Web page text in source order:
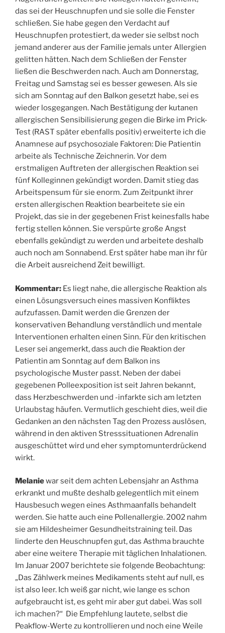
das sei der Heuschnupfen und sie solle die Fenster
schließen. Sie habe gegen den Verdacht auf
Heuschnupfen protestiert, da weder sie selbst noch
jemand anderer aus der Familie jemals unter Allergien
gelitten hätten. Nach dem Schließen der Fenster
ließen die Beschwerden nach. Auch am Donnerstag,
Freitag und Samstag sei es besser gewesen. Als sie
sich am Sonntag auf den Balkon gesetzt habe, sei es
wieder losgegangen. Nach Bestätigung der kutanen
allergischen Sensibilisierung gegen die Birke im Prick-
Test (RAST später ebenfalls positiv) erweiterte ich die
Anamnese auf psychosoziale Faktoren: Die Patientin
arbeite als Technische Zeichnerin. Vor dem
erstmaligen Auftreten der allergischen Reaktion sei
fünf Kolleginnen gekündigt worden. Damit stieg das
Arbeitspensum für sie enorm. Zum Zeitpunkt ihrer
ersten allergischen Reaktion bearbeitete sie ein
Projekt, das sie in der gegebenen Frist keinesfalls habe
fertig stellen können. Sie verspürte große Angst
ebenfalls gekündigt zu werden und arbeitete deshalb
auch noch am Sonnabend. Erst später habe man ihr für
die Arbeit ausreichend Zeit bewilligt.
Kommentar: Es liegt nahe, die allergische Reaktion als
einen Lösungsversuch eines massiven Konfliktes
aufzufassen. Damit werden die Grenzen der
konservativen Behandlung verständlich und mentale
Interventionen erhalten einen Sinn. Für den kritischen
Leser sei angemerkt, dass auch die Reaktion der
Patientin am Sonntag auf dem Balkon ins
psychologische Muster passt. Neben der dabei
gegebenen Polleexposition ist seit Jahren bekannt,
dass Herzbeschwerden und -infarkte sich am letzten
Urlaubstag häufen. Vermutlich geschieht dies, weil die
Gedanken an den nächsten Tag den Prozess auslösen,
während in den aktiven Stresssituationen Adrenalin
ausgeschüttet wird und eher symptomunterdrückend
wirkt.
Melaniewar seit dem achten Lebensjahr an Asthma
erkrankt und mußte deshalb gelegentlich mit einem
Hausbesuch wegen eines Asthmaanfalls behandelt
werden. Sie hatte auch eine Pollenallergie. 2002 nahm
sie am Hildesheimer Gesundheitstraining teil. Das
linderte den Heuschnupfen gut, das Asthma brauchte
aber eine weitere Therapie mit täglichen Inhalationen.
Im Januar 2007 berichtete sie folgende Beobachtung:
„Das Zählwerk meines Medikaments steht auf null, es
ist also leer. Ich weiß gar nicht, wie lange es schon
aufgebraucht ist, es geht mir aber gut dabei. Was soll
ich machen?“ Die Empfehlung lautete, selbst die
Peakflow-Werte zu kontrollieren und noch eine Weile